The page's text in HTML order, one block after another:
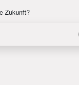
Zukunft?